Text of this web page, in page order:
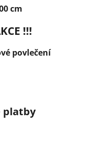
cm
!!!
povlečení
platby